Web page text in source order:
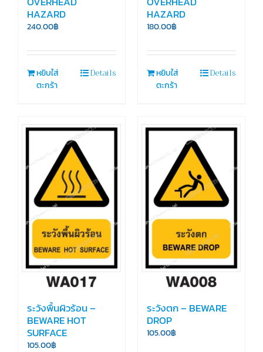
HAZARD
240.00฿
หยิบใส่
ตะกร้า
Details
HAZARD
180.00฿
หยิบใส่
ตะกร้า
Details
ระวังพื้นผิวร้อน –
BEWARE HOT
SURFACE
105.00฿
ระวังตก – BEWARE
DROP
105.00฿